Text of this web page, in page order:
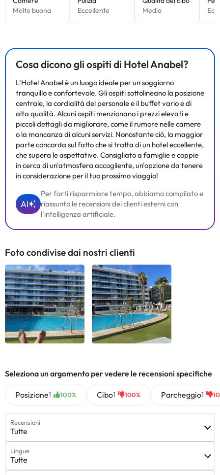
Cosa dicono gli ospiti di Hotel Anabel?
L'Hotel Anabel è un luogo ideale per un soggiorno
tranquillo e confortevole. Gli ospiti sottolineano la posizione
centrale, la cordialità del personale e il buffet vario e di
alta qualità. Alcuni ospiti menzionano i prezzi elevati e
piccoli dettagli da migliorare, come il rumore nelle camere
o la mancanza di alcuni servizi. Nonostante ciò, la maggior
parte concorda sul fatto che si tratta di un hotel eccellente,
che supera le aspettative. Consigliato a famiglie e coppie
in cerca di un'atmosfera accogliente, un'opzione da tenere
in considerazione per il tuo prossimo viaggio!
AI
Per farti risparmiare tempo, abbiamo compilato e
riassunto le recensioni dei clienti esterni con
l'intelligenza artificiale.
Foto condivise dai nostri clienti
Seleziona un argomento per vedere le recensioni specifiche
Posizione1 100% Cibo1 100% Parcheggio1
Recensioni
Tutte
Lingue
Tutte